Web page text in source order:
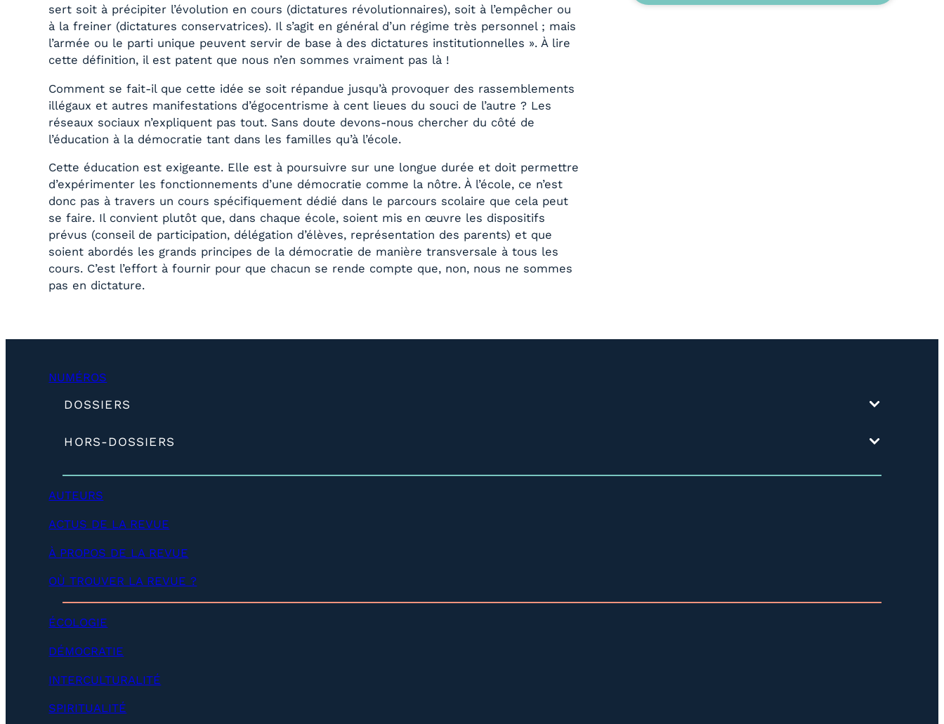
sert soit à précipiter l’évolution en cours (dictatures révolutionnaires), soit à l’empêcher ou
à la freiner (dictatures conservatrices). Il s’agit en général d’un régime très personnel ; mais
l’armée ou le parti unique peuvent servir de base à des dictatures institutionnelles ». À lire
cette définition, il est patent que nous n’en sommes vraiment pas là !
Comment se fait-il que cette idée se soit répandue jusqu’à provoquer des rassemblements
illégaux et autres manifestations d’égocentrisme à cent lieues du souci de l’autre ? Les
réseaux sociaux n’expliquent pas tout. Sans doute devons-nous chercher du côté de
l’éducation à la démocratie tant dans les familles qu’à l’école.
Cette éducation est exigeante. Elle est à poursuivre sur une longue durée et doit permettre
d’expérimenter les fonctionnements d’une démocratie comme la nôtre. À l’école, ce n’est
donc pas à travers un cours spécifiquement dédié dans le parcours scolaire que cela peut
se faire. Il convient plutôt que, dans chaque école, soient mis en œuvre les dispositifs
prévus (conseil de participation, délégation d’élèves, représentation des parents) et que
soient abordés les grands principes de la démocratie de manière transversale à tous les
cours. C’est l’effort à fournir pour que chacun se rende compte que, non, nous ne sommes
pas en dictature.
NUMÉROS
DOSSIERS
v
l
e
)
HORS-DOSSIERS
p
r
AUTEURS
ACTUS DE LA REVUE
À PROPOS DE LA REVUE
OÙ TROUVER LA REVUE ?
ÉCOLOGIE
DÉMOCRATIE
INTERCULTURALITÉ
SPIRITUALITÉ